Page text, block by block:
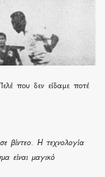
που δεν είδαμε ποτέ
βίντεο. Η τεχνολογία
είναι μαγικό